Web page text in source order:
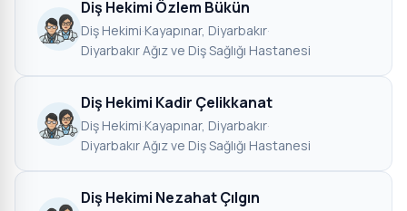
Diş Hekimi Özlem Bükün
Diş Hekimi·Kayapınar, Diyarbakır·
Diyarbakır Ağız ve Diş Sağlığı Hastanesi
Diş Hekimi Kadir Çelikkanat
Diş Hekimi·Kayapınar, Diyarbakır·
Diyarbakır Ağız ve Diş Sağlığı Hastanesi
Diş Hekimi Nezahat Çılgın